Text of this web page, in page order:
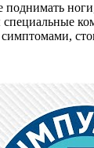
поднимать
специальные